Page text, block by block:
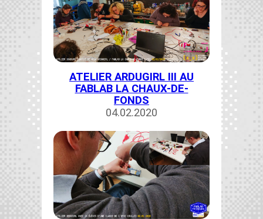
ATELIER ARDUGIRL III AU
FABLAB LA CHAUX-DE-
FONDS
04.02.2020